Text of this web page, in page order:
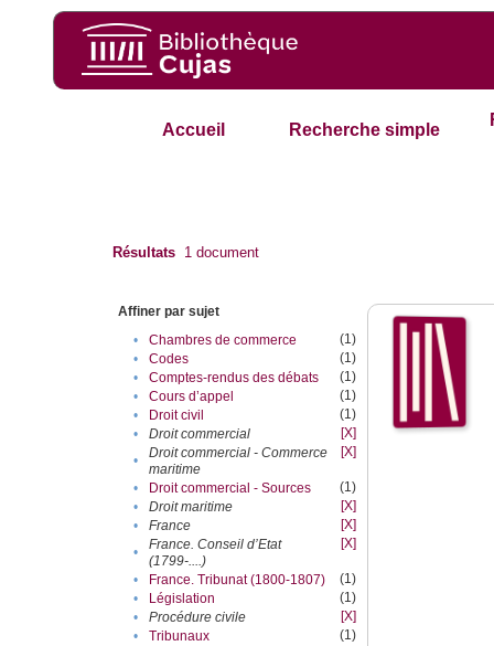
Accueil Recherche simple
Résultats 1 document
Affiner par sujet
•
Chambres de commerce
(1)
•
Codes
(1)
•
Comptes-rendus des débats
(1)
•
Cours d’appel
(1)
•
Droit civil
(1)
•
Droit commercial
[X]
•
Droit commercial - Commerce
maritime
[X]
• Droit commercial - Sources
(1)
•
Droit maritime
[X]
•
France
[X]
•
France. Conseil d’Etat
(1799-....)
[X]
• France. Tribunat (1800-1807)
(1)
•
Législation
(1)
•
Procédure civile
[X]
•
Tribunaux
(1)